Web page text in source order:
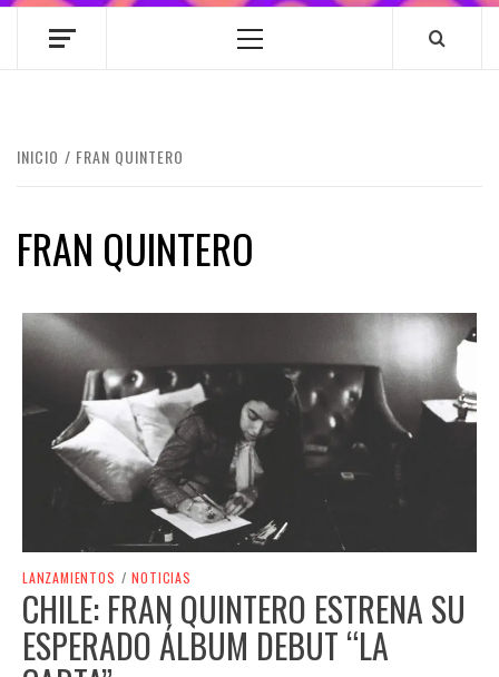
Menú
INICIO FRAN QUINTERO
FRAN QUINTERO
LANZAMIENTOS / NOTICIAS
CHILE: FRAN QUINTERO ESTRENA SU
ESPERADO ÁLBUM DEBUT “LA